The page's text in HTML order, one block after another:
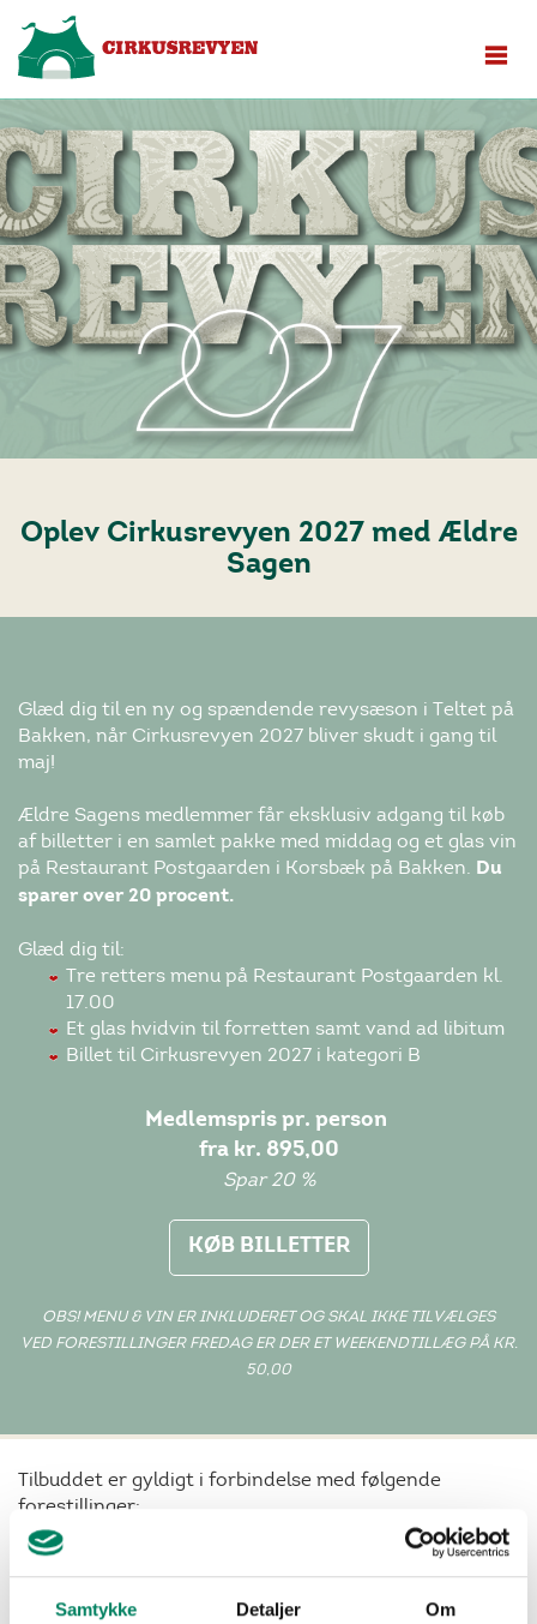
Samtykke Detaljer Om
Oplev Cirkusrevyen 2027 med Ældre
Sagen
Glæd dig til en ny og spændende revysæson i Teltet på
Bakken, når Cirkusrevyen 2027 bliver skudt i gang til
maj!
Ældre Sagens medlemmer får eksklusiv adgang til køb
af billetter i en samlet pakke med middag og et glas vin
på Restaurant Postgaarden i Korsbæk på Bakken. Du
sparer over 20 procent.
Glæd dig til:
Tre retters menu på Restaurant Postgaarden kl.
17.00
Et glas hvidvin til forretten samt vand ad libitum
Billet til Cirkusrevyen 2027 i kategori B
Medlemspris pr. person
fra kr. 895,00
Spar 20 %
KØB BILLETTER
OBS! MENU & VIN ER INKLUDERET OG SKAL IKKE TILVÆLGES
VED FORESTILLINGER FREDAG ER DER ET WEEKENDTILLÆG PÅ KR.
50,00
Tilbuddet er gyldigt i forbindelse med følgende
forestillinger:
Torsdag den 20. maj 2027 kl. 20.00
Fredag den 21. maj 2027 kl. 20.00